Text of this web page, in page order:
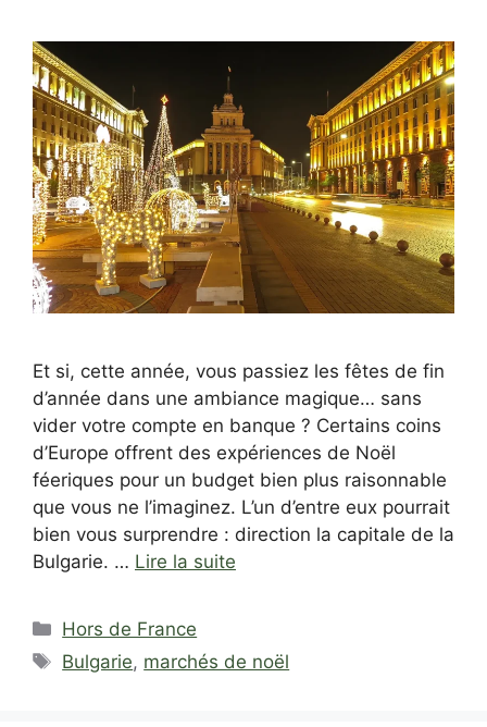
Et si, cette année, vous passiez les fêtes de fin
d’année dans une ambiance magique… sans
vider votre compte en banque ? Certains coins
d’Europe offrent des expériences de Noël
féeriques pour un budget bien plus raisonnable
que vous ne l’imaginez. L’un d’entre eux pourrait
bien vous surprendre : direction la capitale de la
Bulgarie. … Lire la suite
Catégories
Hors de France
Étiquettes
Bulgarie, marchés de noël